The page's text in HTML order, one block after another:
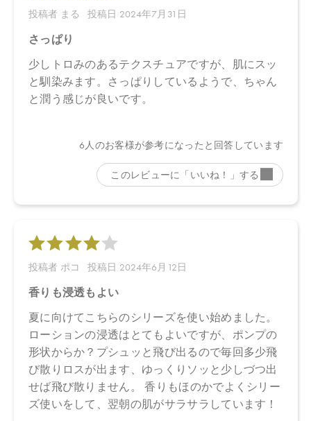
ので予めご了承ください。
●パッケージはリニューアル等の理由により、写真と異なる場合が
ございます。
●パッケージのリニューアル等の理由により、成分・処方が記載と
異なる場合がございます。
●予告なくパッケージ仕様が変更になる場合がございます。